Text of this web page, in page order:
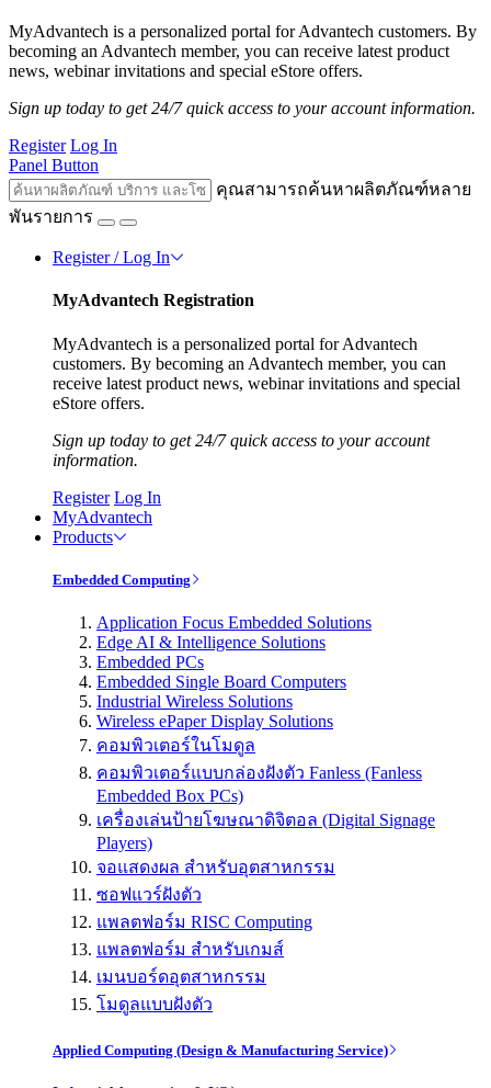
MyAdvantech is a personalized portal for Advantech customers. By
becoming an Advantech member, you can receive latest product
news, webinar invitations and special eStore offers.
Sign up today to get 24/7 quick access to your account information.
Register Log In
Panel Button
คุณสามารถค้นหาผลิตภัณฑ์หลาย
พันรายการ
Register / Log In
MyAdvantech Registration
MyAdvantech is a personalized portal for Advantech
customers. By becoming an Advantech member, you can
receive latest product news, webinar invitations and special
eStore offers.
Sign up today to get 24/7 quick access to your account
information.
Register Log In
MyAdvantech
Products
Embedded Computing
Application Focus Embedded Solutions
Edge AI & Intelligence Solutions
Embedded PCs
Embedded Single Board Computers
Industrial Wireless Solutions
Wireless ePaper Display Solutions
คอมพิวเตอร์ในโมดูล
คอมพิวเตอร์แบบกล่องฝังตัว Fanless (Fanless
Embedded Box PCs)
เครื่องเล่นป้ายโฆษณาดิจิตอล (Digital Signage
Players)
จอแสดงผล สำหรับอุตสาหกรรม
ซอฟแวร์ฝังตัว
แพลตฟอร์ม RISC Computing
แพลตฟอร์ม สำหรับเกมส์
เมนบอร์ดอุตสาหกรรม
โมดูลแบบฝังตัว
Applied Computing (Design & Manufacturing Service)